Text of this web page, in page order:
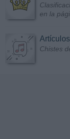
en la
Chistes